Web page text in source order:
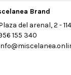
Brand
del arenal, 2 -
155 340